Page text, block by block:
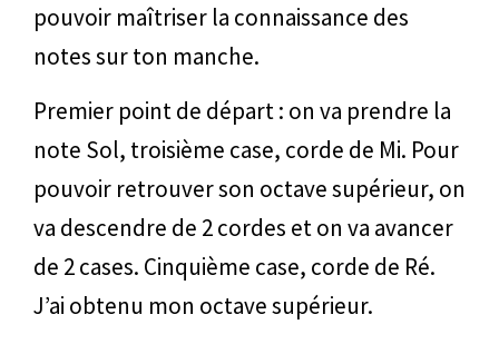
pouvoir maîtriser la connaissance des
notes sur ton manche.
Premier point de départ : on va prendre la
note Sol, troisième case, corde de Mi. Pour
pouvoir retrouver son octave supérieur, on
va descendre de 2 cordes et on va avancer
de 2 cases. Cinquième case, corde de Ré.
J’ai obtenu mon octave supérieur.